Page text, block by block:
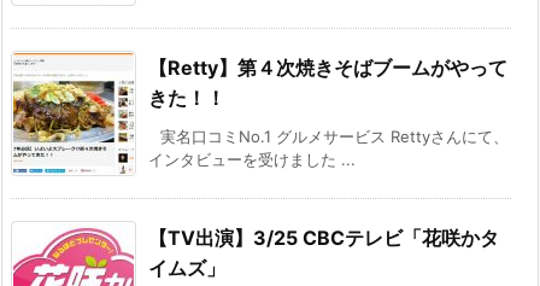
【Retty】第４次焼きそばブームがやって
きた！！
実名口コミNo.1 グルメサービス Rettyさんにて、
インタビューを受けました ...
【TV出演】3/25 CBCテレビ「花咲かタ
イムズ」